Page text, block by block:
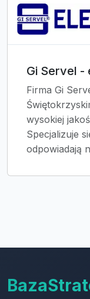
Gi Servel -
Firma Gi
wysokiej
Specjalizuje
odpowiadają